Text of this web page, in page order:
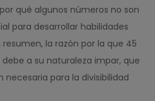
qué algunos números no son
para desarrollar habilidades
la razón por la que 45
a su naturaleza impar, que
para la divisibilidad